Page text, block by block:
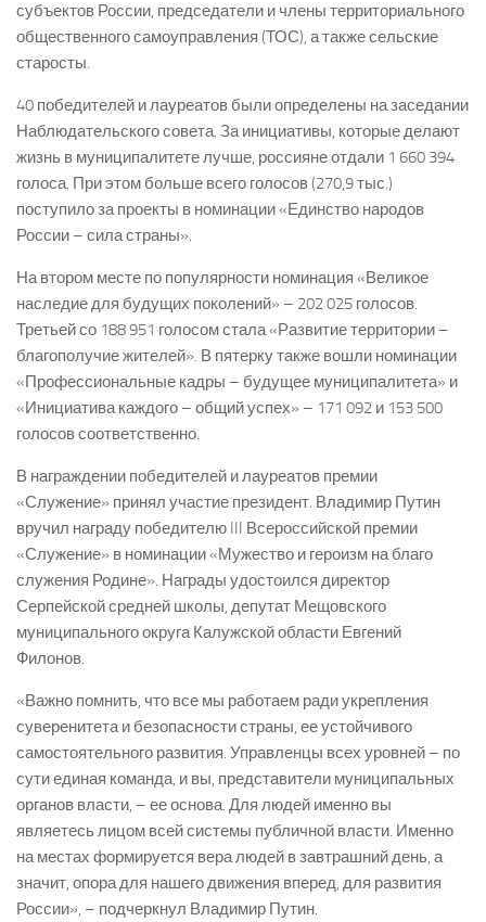
субъектов России, председатели и члены территориального
общественного самоуправления (ТОС), а также сельские
старосты.
40 победителей и лауреатов были определены на заседании
Наблюдательского совета. За инициативы, которые делают
жизнь в муниципалитете лучше, россияне отдали 1 660 394
голоса. При этом больше всего голосов (270,9 тыс.)
поступило за проекты в номинации «Единство народов
России – сила страны».
На втором месте по популярности номинация «Великое
наследие для будущих поколений» – 202 025 голосов.
Третьей со 188 951 голосом стала «Развитие территории –
благополучие жителей». В пятерку также вошли номинации
«Профессиональные кадры – будущее муниципалитета» и
«Инициатива каждого – общий успех» – 171 092 и 153 500
голосов соответственно.
В награждении победителей и лауреатов премии
«Служение» принял участие президент. Владимир Путин
вручил награду победителю III Всероссийской премии
«Служение» в номинации «Мужество и героизм на благо
служения Родине». Награды удостоился директор
Серпейской средней школы, депутат Мещовского
муниципального округа Калужской области Евгений
Филонов.
«Важно помнить, что все мы работаем ради укрепления
суверенитета и безопасности страны, ее устойчивого
самостоятельного развития. Управленцы всех уровней – по
сути единая команда, и вы, представители муниципальных
органов власти, – ее основа. Для людей именно вы
являетесь лицом всей системы публичной власти. Именно
на местах формируется вера людей в завтрашний день, а
значит, опора для нашего движения вперед, для развития
России», – подчеркнул Владимир Путин.